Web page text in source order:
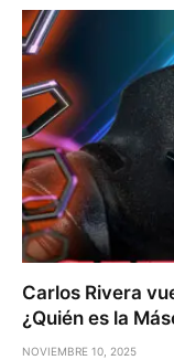
Carlos Rivera
¿Quién es la
NOVIEMBRE 10, 2025